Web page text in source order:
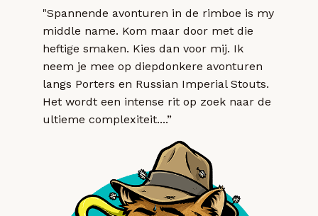
"Spannende avonturen in de rimboe is my
middle name. Kom maar door met die
heftige smaken. Kies dan voor mij. Ik
neem je mee op diepdonkere avonturen
langs Porters en Russian Imperial Stouts.
Het wordt een intense rit op zoek naar de
ultieme complexiteit....”